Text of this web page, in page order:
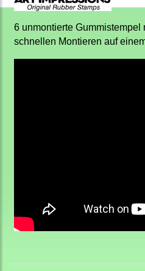
6 unmontierte Gummistempel
schnellen Montieren auf